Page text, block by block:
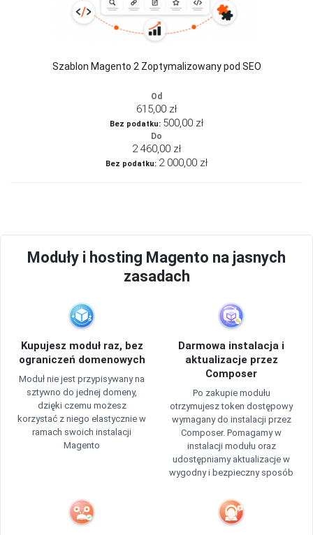
Szablon Magento 2 Zoptymalizowany pod SEO
Od
615,00 zł
500,00 zł
Do
2 460,00 zł
2 000,00 zł
Moduły i hosting Magento na jasnych
zasadach
Kupujesz moduł raz, bez
ograniczeń domenowych
Moduł nie jest przypisywany na
sztywno do jednej domeny,
dzięki czemu możesz
korzystać z niego elastycznie w
ramach swoich instalacji
Magento
Darmowa instalacja i
aktualizacje przez
Composer
Po zakupie modułu
otrzymujesz token dostępowy
wymagany do instalacji przez
Composer. Pomagamy w
instalacji modułu oraz
udostępniamy aktualizacje w
wygodny i bezpieczny sposób